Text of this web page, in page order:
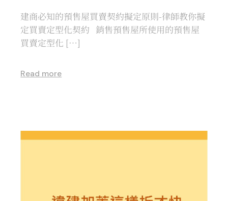
建商必知的預售屋買賣契約擬定原則-律師教你擬
定買賣定型化契約 銷售預售屋所使用的預售屋
買賣定型化 […]
Read more